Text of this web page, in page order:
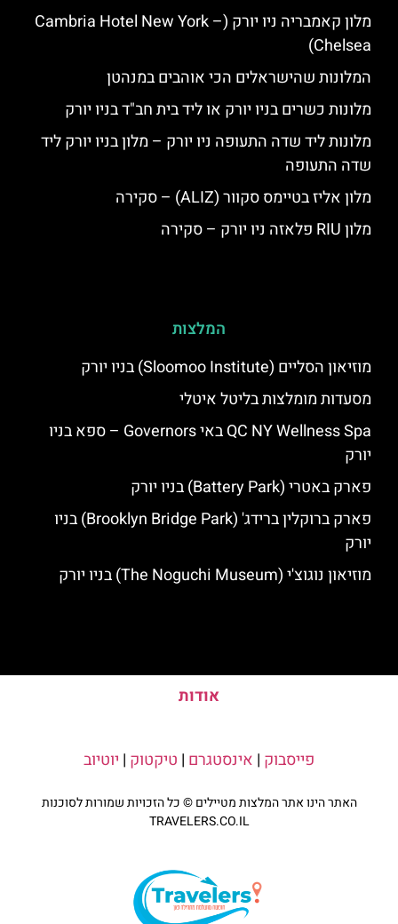
מלון קאמבריה ניו יורק (Cambria Hotel New York –
Chelsea)
המלונות שהישראלים הכי אוהבים במנהטן
מלונות כשרים בניו יורק או ליד בית חב"ד בניו יורק
מלונות ליד שדה התעופה ניו יורק – מלון בניו יורק ליד
שדה התעופה
מלון אליז בטיימס סקוור (ALIZ) – סקירה
מלון RIU פלאזה ניו יורק – סקירה
המלצות
מוזיאון הסליים (Sloomoo Institute) בניו יורק
מסעדות מומלצות בליטל איטלי
QC NY Wellness Spa באי Governors – ספא בניו
יורק
פארק באטרי (Battery Park) בניו יורק
פארק ברוקלין ברידג' (Brooklyn Bridge Park) בניו
יורק
מוזיאון נוגוצ'י (The Noguchi Museum) בניו יורק
אודות
פייסבוק | אינסטגרם | טיקטוק | יוטיוב
האתר הינו אתר המלצות מטיילים © כל הזכויות שמורות לסוכנות
TRAVELERS.CO.IL